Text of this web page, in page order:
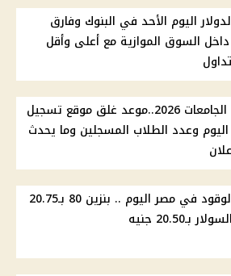
اليوم الأحد في البنوك وفارق
السوق الموازية مع أعلى وأقل
تنسيق الجامعات 2026..موعد غلق موقع تسجيل
اليوم وعدد الطلاب المسجلين وما يحدث
أسعار الوقود في مصر اليوم .. بنزين 80 بـ20.75
بـ20.50 جنيه